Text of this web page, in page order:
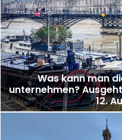
Was kann man
unternehmen?
12.